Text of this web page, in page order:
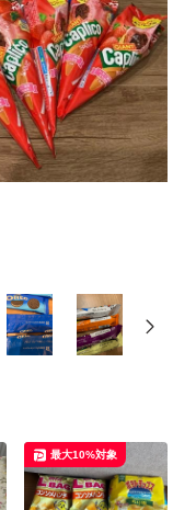
最大10%対象